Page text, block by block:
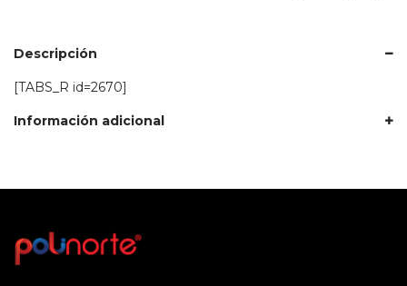
Descripción
[TABS_R id=2670]
Información adicional